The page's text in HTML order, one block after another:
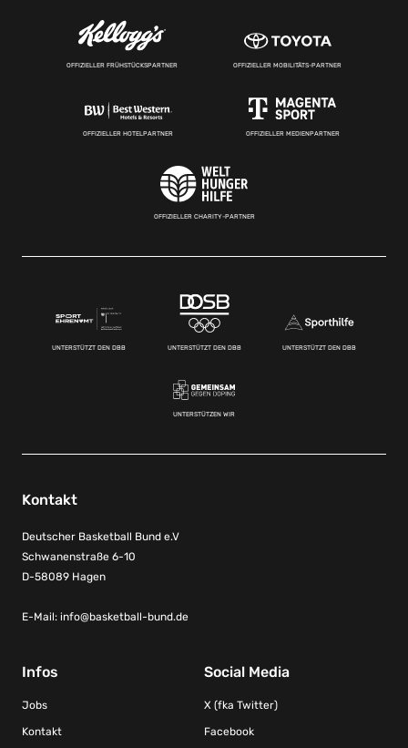
OFFIZIELLER FRÜHSTÜCKSPARTNER OFFIZIELLER MOBILITÄTS-PARTNER
OFFIZIELLER HOTELPARTNER OFFIZIELLER MEDIENPARTNER
OFFIZIELLER CHARITY-PARTNER
UNTERSTÜTZT DEN DBB UNTERSTÜTZT DEN DBB UNTERSTÜTZT DEN DBB
UNTERSTÜTZEN WIR
Kontakt
Deutscher Basketball Bund e.V
Schwanenstraße 6-10
D-58089 Hagen
E-Mail: info@basketball-bund.de
Infos
Jobs
Kontakt
Social Media
X (fka Twitter)
Facebook